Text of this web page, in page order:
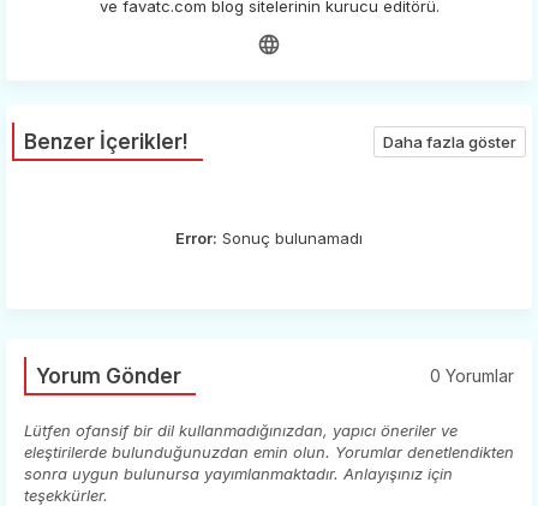
ve favatc.com blog sitelerinin kurucu editörü.
Benzer İçerikler! Daha fazla göster
Error: Sonuç bulunamadı
Yorum Gönder 0 Yorumlar
Lütfen ofansif bir dil kullanmadığınızdan, yapıcı öneriler ve
eleştirilerde bulunduğunuzdan emin olun. Yorumlar denetlendikten
sonra uygun bulunursa yayımlanmaktadır. Anlayışınız için
teşekkürler.